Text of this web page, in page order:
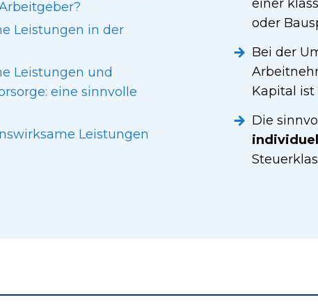
Leistungen in der
Leistungen und
eine sinnvolle
Leistungen
einer
oder
Bei der
Kapital ist
Die